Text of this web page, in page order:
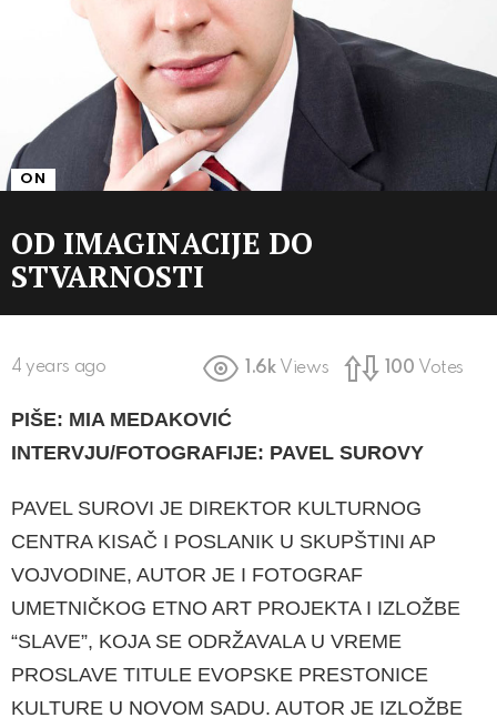
ON
OD IMAGINACIJE DO
STVARNOSTI
4 years ago 1.6k Views 100 Votes
PIŠE: MIA MEDAKOVIĆ
INTERVJU/FOTOGRAFIJE: PAVEL SUROVY
PAVEL SUROVI JE DIREKTOR KULTURNOG
CENTRA KISAČ I POSLANIK U SKUPŠTINI AP
VOJVO­DINE, AUTOR JE I FOTOGRAF
UMETNIČKOG ETNO ART PROJEKTA I IZLOŽBE
“SLAVE”, KOJA SE ODRŽAVALA U VREME
PROSLAVE TITULE EVOPSKE PRESTONICE
KULTURE U NOVOM SADU. AUTOR JE IZLOŽBE